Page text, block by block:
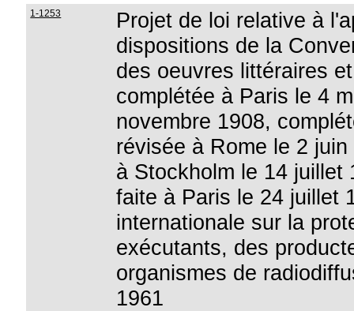
1-1253
Projet de loi relative à
dispositions de la
des oeuvres littéraires
complétée à Paris le 4
novembre 1908,
révisée à Rome le 2
à Stockholm le 14 juillet
faite à Paris le 24 juillet
internationale sur la
exécutants, des
organismes de
1961